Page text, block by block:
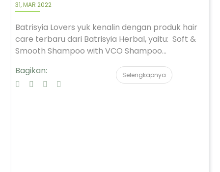
31, MAR 2022
Batrisyia Lovers yuk kenalin dengan produk hair
care terbaru dari Batrisyia Herbal, yaitu: Soft &
Smooth Shampoo with VCO Shampoo...
Bagikan:
Selengkapnya